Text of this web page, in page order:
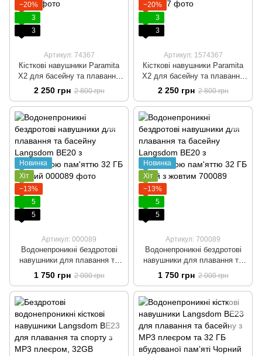
−20%
3
3
Артикул: 74367
Кісткові навушники Paramita
X2 для басейну та плавання
зі вбудованою пам’яттю 32 ГБ
Водонепроникні навушники
IP68 для спорту Чорний
2 250 грн 2 800 грн
−20%
3
3
Артикул: 1574367
Кісткові навушники Paramita
X2 для басейну та плавання
зі вбудованою пам’яттю 32 ГБ
Водонепроникні навушники
IP68 для спорту Синій
2 250 грн 2 800 грн
Новинка
Хіт
−13%
5
5
Артикул: 000089
Водонепроникні бездротові
навушники для плавання та
басейну Langsdom BE20 з
вбудованою пам'яттю 32 ГБ
Чорний
1 750 грн 2 000 грн
Новинка
Хіт
−13%
5
5
Артикул: 700089
Водонепроникні бездротові
навушники для плавання та
басейну Langsdom BE20 з
вбудованою пам'яттю 32 ГБ
Сірий з жовтим
1 750 грн 2 000 грн